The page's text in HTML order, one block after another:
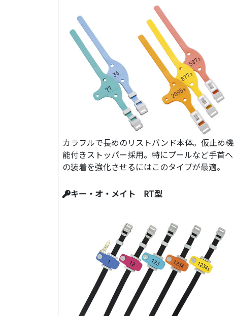
カラフルで長めのリストバンド本体。仮止め機
能付きストッパー採用。特にプールなど手首へ
の装着を強化させるにはこのタイプが最適。
キー・オ・メイト RT型